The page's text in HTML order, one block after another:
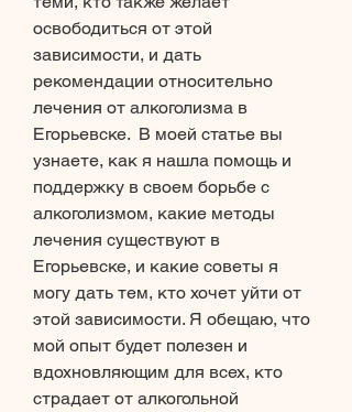
освободиться от этой
зависимости, и дать
рекомендации относительно
лечения от алкоголизма в
Егорьевске.  В моей статье вы
узнаете, как я нашла помощь и
поддержку в своем борьбе с
алкоголизмом, какие методы
лечения существуют в
Егорьевске, и какие советы я
могу дать тем, кто хочет уйти от
этой зависимости. Я обещаю, что
мой опыт будет полезен и
вдохновляющим для всех, кто
страдает от алкогольной